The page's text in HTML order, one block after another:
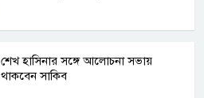
শেখ হাসিনার সঙ্গে আলোচনা সভায়
থাকবেন সাকিব